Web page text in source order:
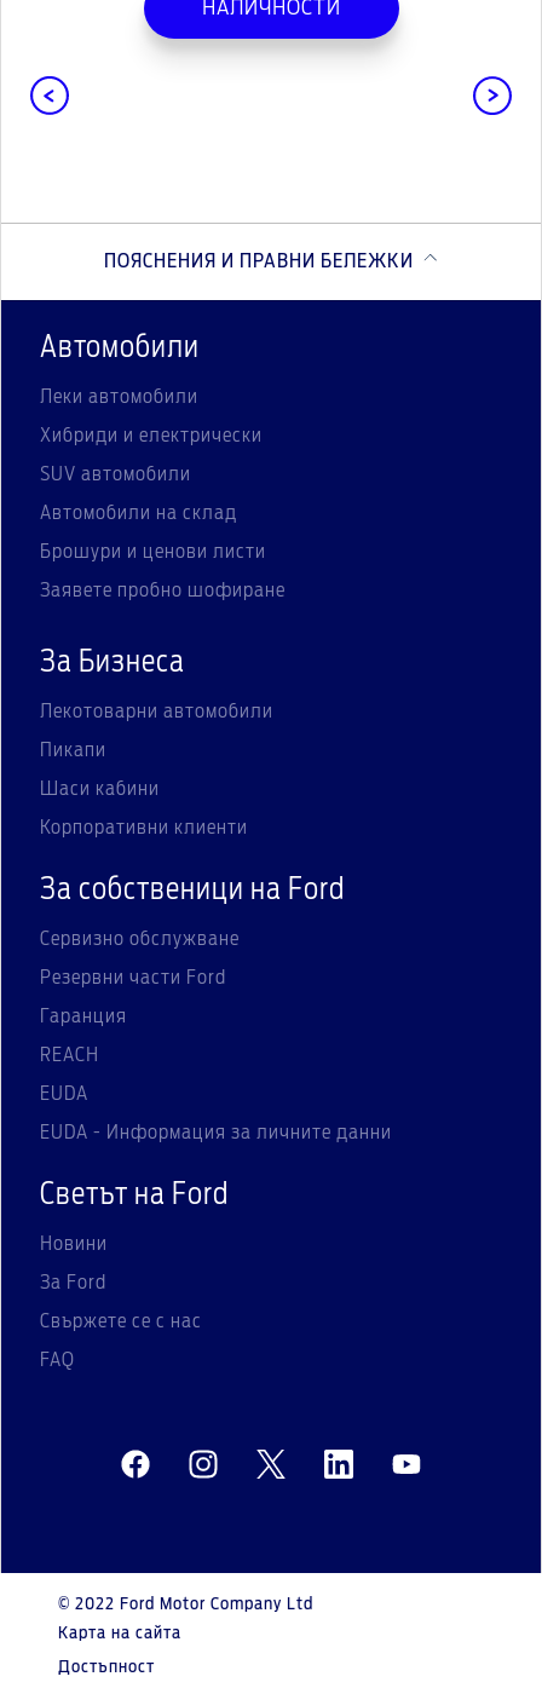
НАЛИЧНОСТИ
ПОЯСНЕНИЯ И ПРАВНИ БЕЛЕЖКИ
Автомобили
Леки автомобили
Хибриди и електрически
SUV автомобили
Автомобили на склад
Брошури и ценови листи
Заявете пробно шофиране
За Бизнеса
Лекотоварни автомобили
Пикапи
Шаси кабини
Корпоративни клиенти
За собственици на Ford
Сервизно обслужване
Резервни части Ford
Гаранция
REACH
EUDA
EUDA - Информация за личните данни
Светът на Ford
Новини
За Ford
Свържете се с нас
FAQ
© 2022 Ford Motor Company Ltd
Карта на сайта
Достъпност